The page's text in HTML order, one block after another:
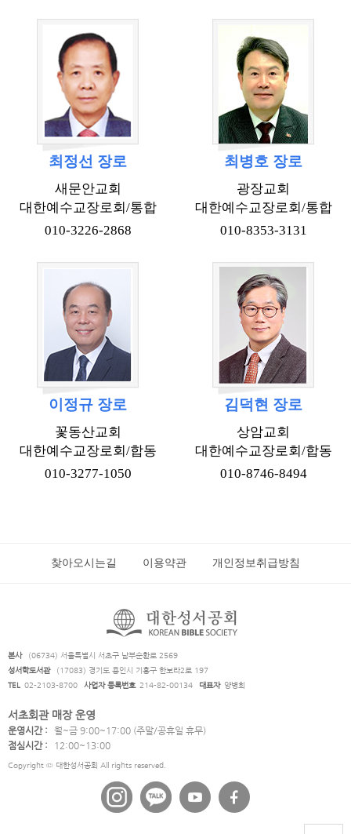
최정선 장로
새문안교회
대한예수교장로회/통합
010-3226-2868
최병호 장로
광장교회
대한예수교장로회/통합
010-8353-3131
이정규 장로
꽃동산교회
대한예수교장로회/합동
010-3277-1050
김덕현 장로
상암교회
대한예수교장로회/합동
010-8746-8494
찾아오시는길 이용약관 개인정보취급방침
본사
(06734) 서울특별시 서초구 남부순환로 2569
성서학도서관
(17083) 경기도 용인시 기흥구 한보라2로 197
TEL 02-2103-8700 사업자 등록번호 214-82-00134 대표자 양병희
서초회관 매장 운영
운영시간 :
월~금 9:00~17:00 (주말/공휴일 휴무)
점심시간 :
12:00~13:00
Copyright © 대한성서공회 All rights reserved.